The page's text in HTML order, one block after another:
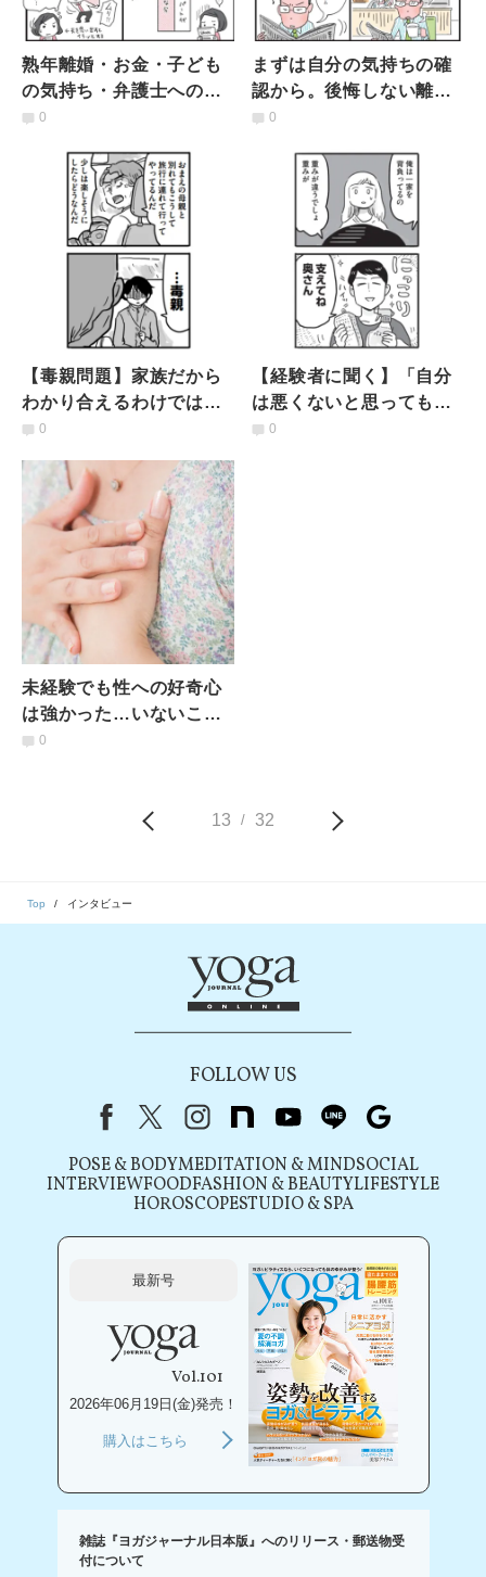
熟年離婚・お金・子ども
の気持ち・弁護士への相
談…離婚で気になるポイ
0
まずは自分の気持ちの確
認から。後悔しない離婚
のために知っておきたい
0
【毒親問題】家族だから
わかり合えるわけではな
い…許さなくてもいい。
う考え方
0
【経験者に聞く】「自分
は悪くないと思っても幸
せになれない」モラハラ
0
未経験でも性への好奇心
は強かった…いないこと
にされてきた「48歳で初
0
13 / 32
Top インタビュー
FOLLOW US
FacebookX（旧Twitter）
instagram
note youtubeline
POSE & BODYMEDITATION & MINDSOCIAL
INTERVIEWFOODFASHION & BEAUTYLIFESTYLE
HOROSCOPESTUDIO & SPA
最新号
Vol.101
2026年06月19日(金)発売！
購入はこちら
雑誌『ヨガジャーナル日本版』へのリリース・郵送物受
付について